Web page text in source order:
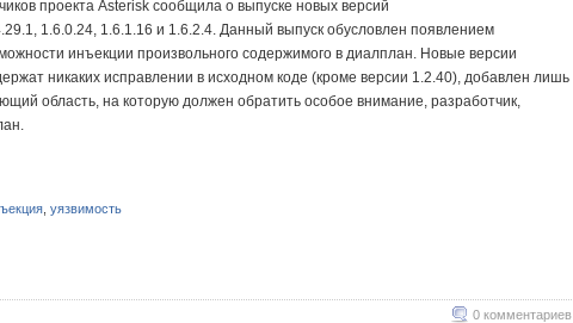
проекта Asterisk сообщила о выпуске новых версий
1.6.0.24, 1.6.1.16 и 1.6.2.4. Данный выпуск обусловлен появлением
инъекции произвольного содержимого в диалплан. Новые версии
никаких исправлении в исходном коде (кроме версии 1.2.40), добавлен лишь
область, на которую должен обратить особое внимание, разработчик,
уязвимость
0 комментариев